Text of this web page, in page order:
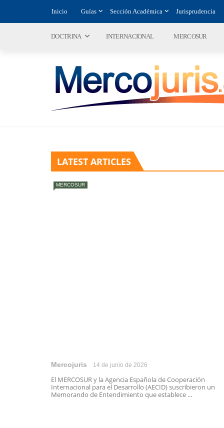
Inicio Guías Sección Académica Jurisprudencia
DOCTRINA INTERNACIONAL MERCOSUR
LATEST ARTICLES
MERCOSUR
Mercojuris 14 de junio de 2026
El MERCOSUR y la Agencia Española de Cooperación
Internacional para el Desarrollo (AECID) suscribieron un
Memorando de Entendimiento que establece ...